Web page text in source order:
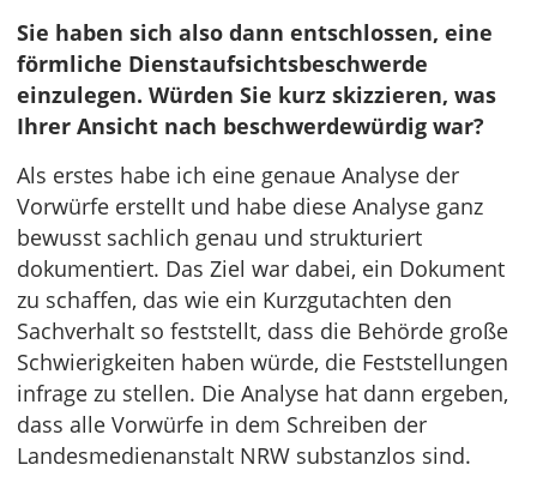
Sie haben sich also dann entschlossen, eine
förmliche Dienstaufsichtsbeschwerde
einzulegen. Würden Sie kurz skizzieren, was
Ihrer Ansicht nach beschwerdewürdig war?
Als erstes habe ich eine genaue Analyse der
Vorwürfe erstellt und habe diese Analyse ganz
bewusst sachlich genau und strukturiert
dokumentiert. Das Ziel war dabei, ein Dokument
zu schaffen, das wie ein Kurzgutachten den
Sachverhalt so feststellt, dass die Behörde große
Schwierigkeiten haben würde, die Feststellungen
infrage zu stellen. Die Analyse hat dann ergeben,
dass alle Vorwürfe in dem Schreiben der
Landesmedienanstalt NRW substanzlos sind.